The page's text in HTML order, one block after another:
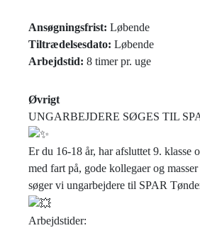
Ansøgningsfrist: Løbende
Tiltrædelsesdato: Løbende
Arbejdstid: 8 timer pr. uge
Øvrigt
UNGARBEJDERE SØGES TIL
Er du 16-18 år, har afsluttet 9. klasse
med fart på, gode kollegaer og
søger vi ungarbejdere til SPAR
Arbejdstider: